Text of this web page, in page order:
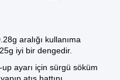
aralığı kullanıma
iyi bir dengedir.
ayarı için sürgü söküm